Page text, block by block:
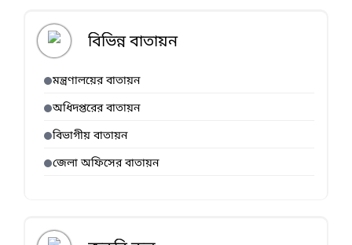
বিভিন্ন বাতায়ন
মন্ত্রণালয়ের বাতায়ন
অধিদপ্তরের বাতায়ন
বিভাগীয় বাতায়ন
জেলা অফিসের বাতায়ন